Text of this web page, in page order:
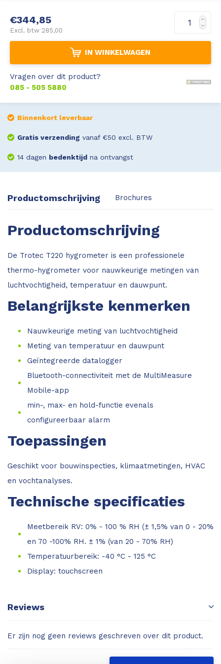
Leica Disto S910
Leica DST360
DISTO Plan app
Accessoires
Leica BLK3D Imager
Monitoring
Hygrometers
Accessoires
€344,85
Excl. btw 285,00
IN WINKELWAGEN
Vragen over dit product?
085 - 505 5880
Binnenkort leverbaar
Gratis verzending vanaf €50 excl. BTW
14 dagen bedenktijdna ontvangst
Productomschrijving Brochures
Productomschrijving
De Trotec T220 hygrometer is een professionele
thermo-hygrometer voor nauwkeurige metingen van
luchtvochtigheid, temperatuur en dauwpunt.
Belangrijkste kenmerken
Nauwkeurige meting van luchtvochtigheid
Meting van temperatuur en dauwpunt
Geïntegreerde datalogger
Bluetooth-connectiviteit met de MultiMeasure
Mobile-app
min-, max- en hold-functie evenals
configureerbaar alarm
Toepassingen
Geschikt voor bouwinspecties, klimaatmetingen, HVAC
en vochtanalyses.
Technische specificaties
Meetbereik RV: 0% - 100 % RH (± 1,5% van 0 - 20%
en 70 -100% RH. ± 1% (van 20 - 70% RH)
Temperatuurbereik: -40 °C - 125 °C
Display: touchscreen
Reviews
Er zijn nog geen reviews geschreven over dit product.